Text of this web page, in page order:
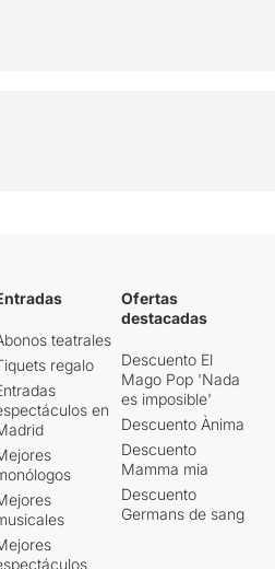
teatrales
regalo
en
Ofertas
destacadas
Descuento El
Mago Pop 'Nada
es imposible'
Descuento Ànima
Descuento
Mamma mia
Descuento
Germans de sang